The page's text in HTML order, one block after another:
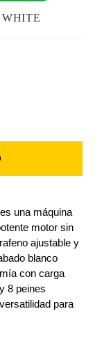
WHITE
es una máquina
motor sin
ajustable y
blanco
con carga
8 peines
para